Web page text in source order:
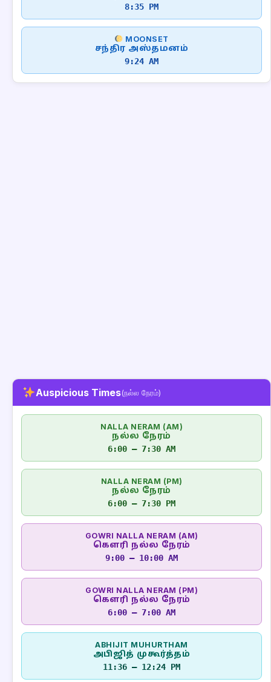
8:35 PM
MOONSET
சந்திர அஸ்தமனம்
9:24 AM
Auspicious Times(நல்ல நேரம்)
NALLA NERAM (AM)
நல்ல நேரம்
6:00 – 7:30 AM
NALLA NERAM (PM)
நல்ல நேரம்
6:00 – 7:30 PM
GOWRI NALLA NERAM (AM)
கௌரி நல்ல நேரம்
9:00 – 10:00 AM
GOWRI NALLA NERAM (PM)
கௌரி நல்ல நேரம்
6:00 – 7:00 AM
ABHIJIT MUHURTHAM
அபிஜித் முகூர்த்தம்
11:36 – 12:24 PM